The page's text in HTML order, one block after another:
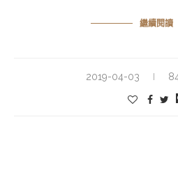
繼續閱讀
2019-04-03